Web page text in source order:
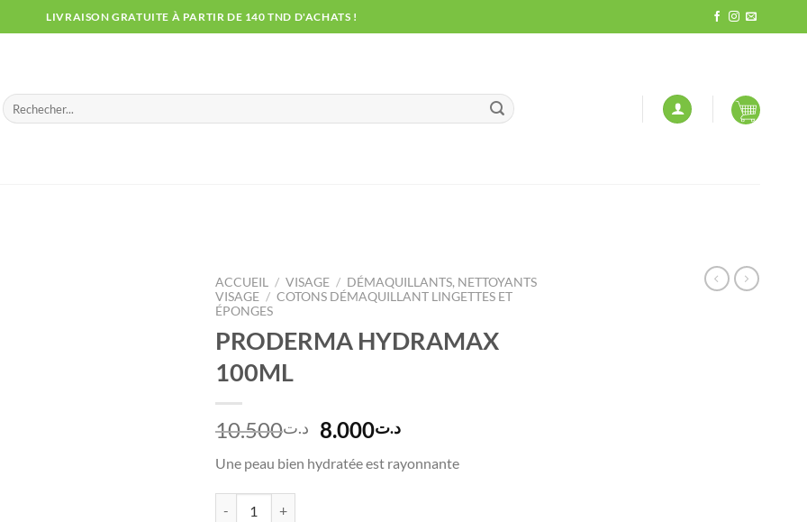
LIVRAISON GRATUITE À PARTIR DE 140 TND D'ACHATS !
Recherche
pour :
ACCUEIL / VISAGE / DÉMAQUILLANTS, NETTOYANTS
VISAGE / COTONS DÉMAQUILLANT LINGETTES ET
ÉPONGES
PRODERMA HYDRAMAX
100ML
د.ت10.500
Le
initial
د.ت8.000
Le
actuel
Une peau bien hydratée est rayonnante